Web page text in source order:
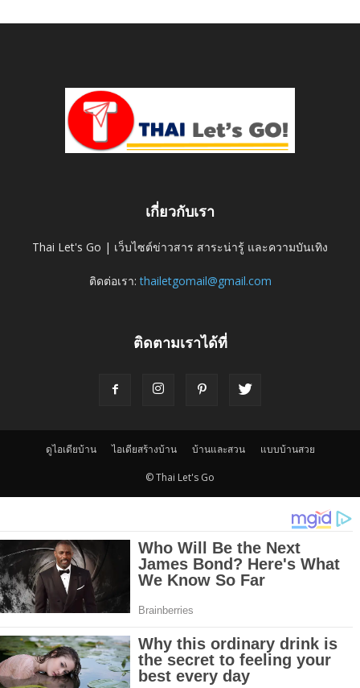
เกี่ยวกับเรา
Thai Let's Go | เว็บไซต์ข่าวสาร สาระน่ารู้ และความบันเทิง
ติดต่อเรา:thailetgomail@gmail.com
ติดตามเราได้ที่
ดูไอเดียบ้าน ไอเดียสร้างบ้าน บ้านและสวน แบบบ้านสวย
© Thai Let's Go